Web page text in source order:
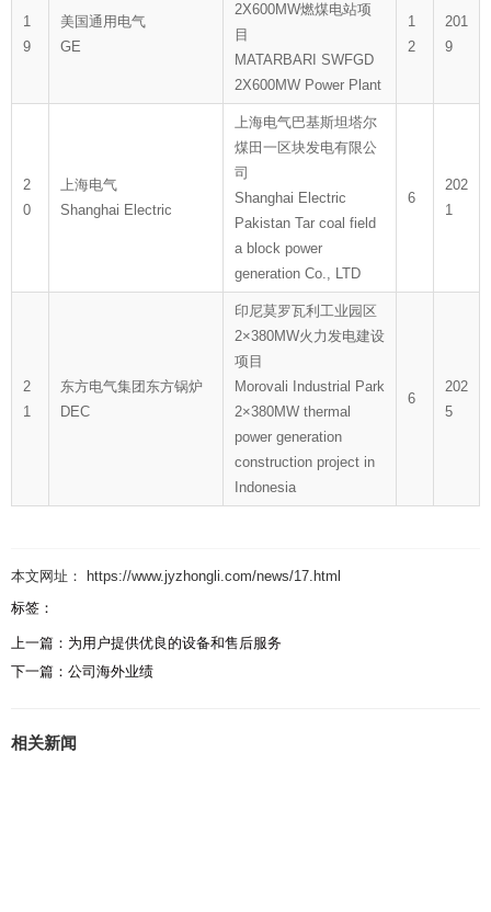
1
9
美国通用电气
GE
2X600MW燃煤电站项
目
MATARBARI SWFGD
2X600MW Power Plant
1
2
201
9
2
0
上海电气
Shanghai Electric
上海电气巴基斯坦塔尔
煤田一区块发电有限公
司
Shanghai Electric
Pakistan Tar coal field
a block power
generation Co., LTD
6
202
1
2
1
东方电气集团东方锅炉
DEC
印尼莫罗瓦利工业园区
2×380MW火力发电建设
项目
Morovali Industrial Park
2×380MW thermal
power generation
construction project in
Indonesia
6
202
5
本文网址： https://www.jyzhongli.com/news/17.html
标签：
上一篇： 为用户提供优良的设备和售后服务
下一篇： 公司海外业绩
相关新闻